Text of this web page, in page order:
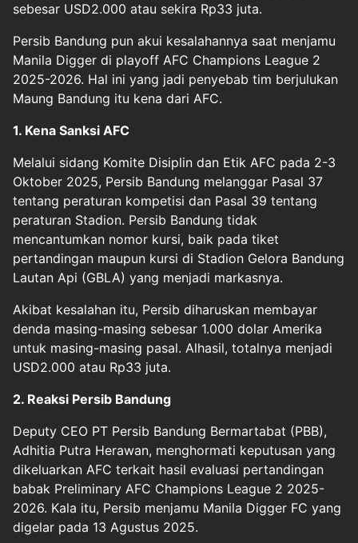
sebesar USD2.000 atau sekira Rp33 juta.
Persib Bandung pun akui kesalahannya saat menjamu
Manila Digger di playoff AFC Champions League 2
2025-2026. Hal ini yang jadi penyebab tim berjulukan
Maung Bandung itu kena dari AFC.
1. Kena Sanksi AFC
Melalui sidang Komite Disiplin dan Etik AFC pada 2-3
Oktober 2025, Persib Bandung melanggar Pasal 37
tentang peraturan kompetisi dan Pasal 39 tentang
peraturan Stadion. Persib Bandung tidak
mencantumkan nomor kursi, baik pada tiket
pertandingan maupun kursi di Stadion Gelora Bandung
Lautan Api (GBLA) yang menjadi markasnya.
Akibat kesalahan itu, Persib diharuskan membayar
denda masing-masing sebesar 1.000 dolar Amerika
untuk masing-masing pasal. Alhasil, totalnya menjadi
USD2.000 atau Rp33 juta.
2. Reaksi Persib Bandung
Deputy CEO PT Persib Bandung Bermartabat (PBB),
Adhitia Putra Herawan, menghormati keputusan yang
dikeluarkan AFC terkait hasil evaluasi pertandingan
babak Preliminary AFC Champions League 2 2025-
2026. Kala itu, Persib menjamu Manila Digger FC yang
digelar pada 13 Agustus 2025.